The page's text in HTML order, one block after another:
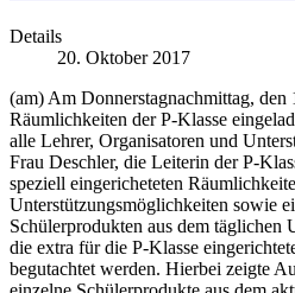
Details
20. Oktober 2017
(am) Am Donnerstagnachmittag,
Räumlichkeiten der P-Klasse
alle Lehrer, Organisatoren und
Frau Deschler, die Leiterin der P-
speziell eingericheteten
Unterstützungsmöglichkeiten sowie
Schülerprodukten aus dem täglichen
die extra für die P-Klasse
begutachtet werden. Hierbei zeigte